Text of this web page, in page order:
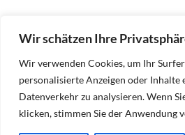
Wir schätzen Ihre
Wir verwenden Cookies, um Ihr
personalisierte Anzeigen oder Inhalte
Datenverkehr zu analysieren. Wenn
klicken, stimmen Sie der Anwendung